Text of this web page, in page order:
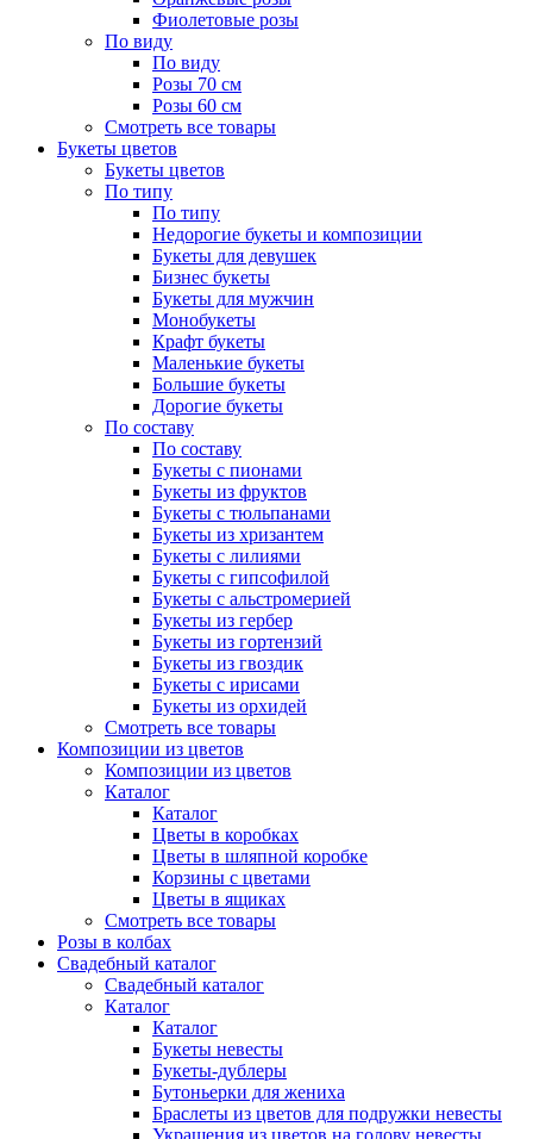
Фиолетовые розы
По виду
По виду
Розы 70 см
Розы 60 см
Смотреть все товары
Букеты цветов
Букеты цветов
По типу
По типу
Недорогие букеты и композиции
Букеты для девушек
Бизнес букеты
Букеты для мужчин
Монобукеты
Крафт букеты
Маленькие букеты
Большие букеты
Дорогие букеты
По составу
По составу
Букеты с пионами
Букеты из фруктов
Букеты с тюльпанами
Букеты из хризантем
Букеты с лилиями
Букеты с гипсофилой
Букеты с альстромерией
Букеты из гербер
Букеты из гортензий
Букеты из гвоздик
Букеты с ирисами
Букеты из орхидей
Смотреть все товары
Композиции из цветов
Композиции из цветов
Каталог
Каталог
Цветы в коробках
Цветы в шляпной коробке
Корзины с цветами
Цветы в ящиках
Смотреть все товары
Розы в колбах
Свадебный каталог
Свадебный каталог
Каталог
Каталог
Букеты невесты
Букеты-дублеры
Бутоньерки для жениха
Браслеты из цветов для подружки невесты